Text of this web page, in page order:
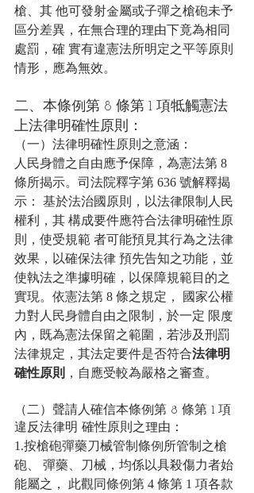
槍、其 他可發射金屬或子彈之槍砲未予
區分差異，在無合理的理由下竟為相同
處罰，確 實有違憲法所明定之平等原則
情形，應為無效。
二、本條例第 8 條第 1 項牴觸憲法
上法律明確性原則：
（一）法律明確性原則之意涵：
人民身體之自由應予保障，為憲法第 8
條所揭示。司法院釋字第 636 號解釋揭
示： 基於法治國原則，以法律限制人民
權利，其 構成要件應符合法律明確性原
則，使受規範 者可能預見其行為之法律
效果，以確保法律 預先告知之功能，並
使執法之準據明確，以保障規範目的之
實現。依憲法第 8 條之規定， 國家公權
力對人民身體自由之限制，於一定 限度
內，既為憲法保留之範圍，若涉及刑罰
法律規定，其法定要件是否符合法律明
確性原則 ，自應受較為嚴格之審查。
（二）聲請人確信本條例第 8 條第 1 項
違反法律明 確性原則之理由：
1.按槍砲彈藥刀械管制條例所管制之槍
砲、 彈藥、刀械，均係以具殺傷力者始
能屬之， 此觀同條例第 4 條第 1 項各款